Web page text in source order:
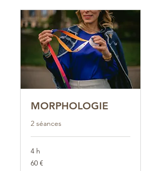
MORPHOLOGIE
2 séances
4 h
60
euros
60 €